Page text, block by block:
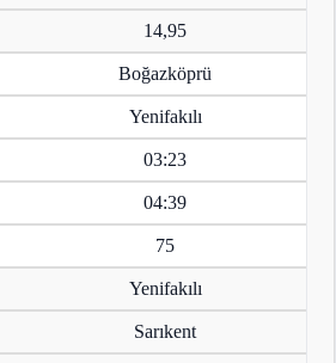
14,95
Boğazköprü
Yenifakılı
03:23
04:39
75
Yenifakılı
Sarıkent